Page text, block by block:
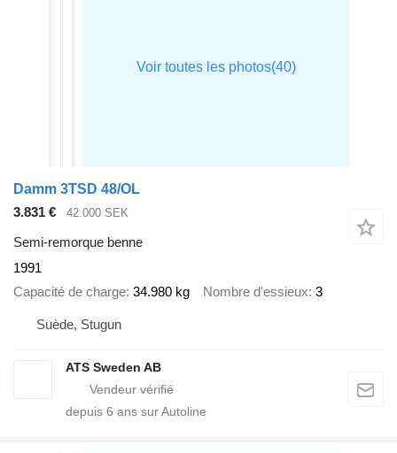
Damm 3TSD 48/OL
3.831 €
42.000 SEK
Semi-remorque benne
1991
Capacité de charge 34.980 kg Nombre d'essieux 3
Suède, Stugun
ATS Sweden AB
depuis 6 ans sur Autoline